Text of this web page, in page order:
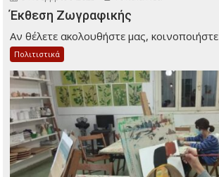
Έκθεση Ζωγραφικής
Αν θέλετε ακολουθήστε μας,
Πολιτιστικά